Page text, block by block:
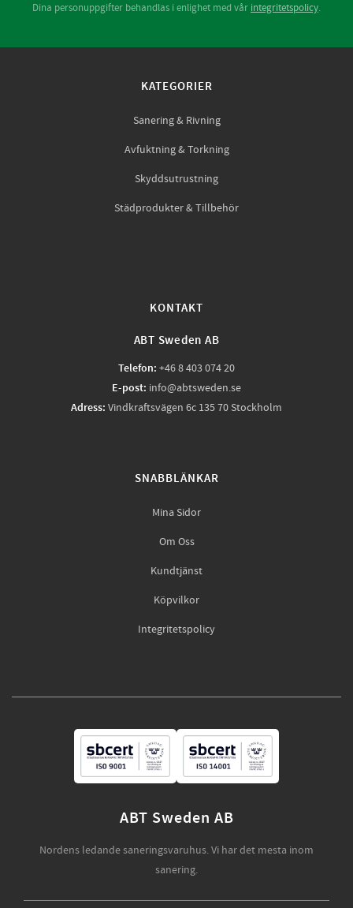
Dina personuppgifter behandlas i enlighet med vår integritetspolicy.
KATEGORIER
Sanering & Rivning
Avfuktning & Torkning
Skyddsutrustning
Städprodukter & Tillbehör
KONTAKT
ABT Sweden AB
Telefon: +46 8 403 074 20
E-post: info@abtsweden.se
Adress: Vindkraftsvägen 6c 135 70 Stockholm
SNABBLÄNKAR
Mina Sidor
Om Oss
Kundtjänst
Köpvilkor
Integritetspolicy
ABT Sweden AB
Nordens ledande saneringsvaruhus. Vi har det mesta inom
sanering.